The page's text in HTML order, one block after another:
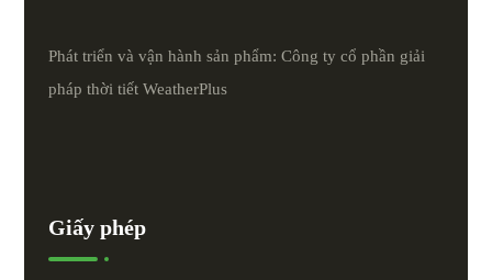
Phát triển và vận hành sản phẩm: Công ty cổ phần giải
pháp thời tiếtWeatherPlus
Giấy phép